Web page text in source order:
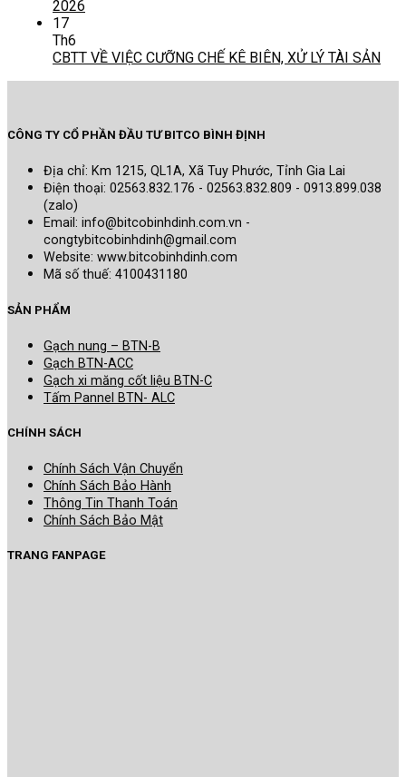
2026
17
Th6
CBTT VỀ VIỆC CƯỠNG CHẾ KÊ BIÊN, XỬ LÝ TÀI SẢN
CÔNG TY CỔ PHẦN ĐẦU TƯ BITCO BÌNH ĐỊNH
Địa chỉ: Km 1215, QL1A, Xã Tuy Phước, Tỉnh Gia Lai
Điện thoại: 02563.832.176 - 02563.832.809 - 0913.899.038
(zalo)
Email: info@bitcobinhdinh.com.vn -
congtybitcobinhdinh@gmail.com
Website: www.bitcobinhdinh.com
Mã số thuế: 4100431180
SẢN PHẨM
Gạch nung – BTN-B
Gạch BTN-ACC
Gạch xi măng cốt liệu BTN-C
Tấm Pannel BTN- ALC
CHÍNH SÁCH
Chính Sách Vận Chuyển
Chính Sách Bảo Hành
Thông Tin Thanh Toán
Chính Sách Bảo Mật
TRANG FANPAGE